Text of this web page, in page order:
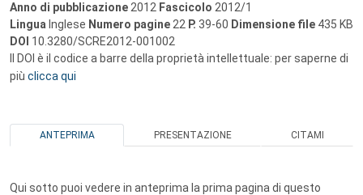
Anno di pubblicazione 2012 Fascicolo 2012/1
Lingua Inglese Numero pagine 22 P. 39-60 Dimensione file 435 KB
DOI 10.3280/SCRE2012-001002
Il DOI è il codice a barre della proprietà intellettuale: per saperne di
più clicca qui
ANTEPRIMA PRESENTAZIONE CITAMI
Qui sotto puoi vedere in anteprima la prima pagina di questo